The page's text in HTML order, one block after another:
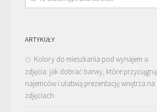
ARTYKUŁY
Kolory do mieszkania pod wynajem a
zdjęcia: jak dobrać barwy, które przyciągną
najemców i ułatwią prezentację wnętrza na
zdjęciach